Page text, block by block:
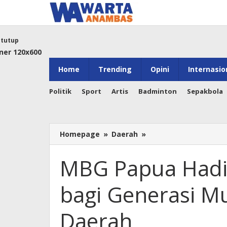
konten
Home Trending Opini
Politik Sport Artis Badminton Sepakbola
tutup
Homepage » Daerah »
Papua
Manfaat
Ganda
Generasi
MBG Papua
bagi Generasi
Daerah